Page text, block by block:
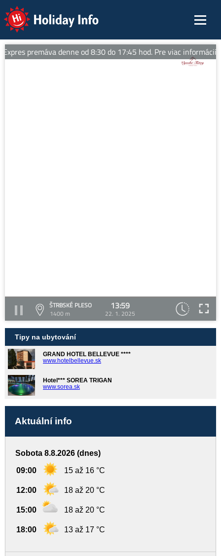
Holiday Info
premáva denne od 8:30 do 17:45 hod. Pre viac
ŠTRBSKÉ PLESO
1400 m
13:59
22. 1. 2025
Tipy na ubytování
GRAND HOTEL BELLEVUE ****
www.hotelbellevue.sk
Hotel*** SOREA TRIGAN
www.sorea.sk
Aktuální info
Sobota 8.8.2026 (dnes)
09:00 15 až 16 °C
12:00 18 až 20 °C
15:00 18 až 20 °C
18:00 13 až 17 °C